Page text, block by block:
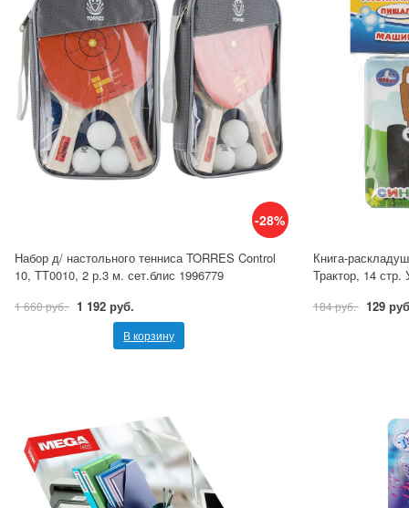
-28%
Набор д/ настольного тенниса TORRES Control
10, TT0010, 2 р.3 м. сет.блис 1996779
1 660 руб. 1 192 руб.
В корзину
Книга-
Трактор, 14 стр.
184 руб. 129